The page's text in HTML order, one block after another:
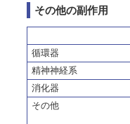
その他の副作用
循環器
精神神経系
消化器
その他